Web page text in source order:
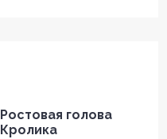
Ростовая голова
Кролика